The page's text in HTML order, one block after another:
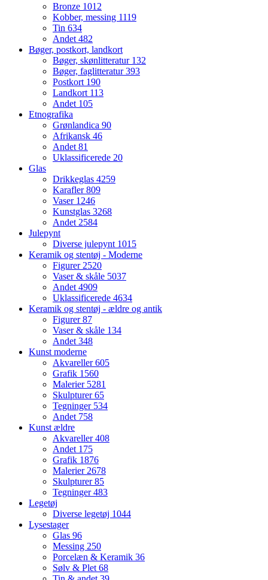
Bronze 1012
Kobber, messing 1119
Tin 634
Andet482
Bøger, postkort, landkort
Bøger, skønlitteratur 132
Bøger, faglitteratur393
Postkort 190
Landkort 113
Andet 105
Etnografika
Grønlandica 90
Afrikansk 46
Andet81
Uklassificerede 20
Glas
Drikkeglas 4259
Karafler809
Vaser 1246
Kunstglas 3268
Andet2584
Julepynt
Diverse julepynt 1015
Keramik og stentøj - Moderne
Figurer2520
Vaser & skåle 5037
Andet4909
Uklassificerede 4634
Keramik og stentøj - ældre og antik
Figurer87
Vaser & skåle 134
Andet348
Kunst moderne
Akvareller605
Grafik 1560
Malerier 5281
Skulpturer65
Tegninger 534
Andet 758
Kunst ældre
Akvareller408
Andet 175
Grafik 1876
Malerier2678
Skulpturer85
Tegninger483
Legetøj
Diverse legetøj 1044
Lysestager
Glas 96
Messing 250
Porcelæn & Keramik 36
Sølv & Plet68